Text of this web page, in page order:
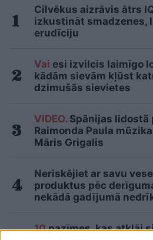
Cilvēkus aizrāvis ātrs
izkustināt smadzenes,
erudīciju
Vai esi izvilcis laimīgo
kādām sievām kļūst
dzimušās sievietes
VIDEO. Spānijas lidostā
Raimonda Paula
Māris Grigalis
Neriskējiet ar savu
produktus pēc
nekādā gadījumā
10pazīmes, kas atklāj